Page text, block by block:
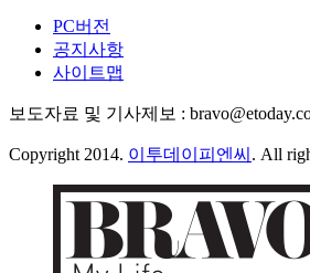
PC버전
공지사항
사이트맵
보도자료 및 기사제보 :
Copyright 2014. 이투데이피엔씨 . All